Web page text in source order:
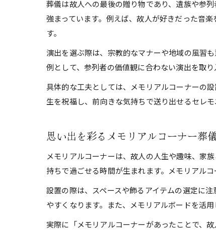
葬儀は故人への最後の贈り物であり、遺族や参
強まっています。例えば、故人が好きだった音
す。
演出を選ぶ際は、宗教的なマナーや地域の風習
例として、参列者の価値観に合わない演出を取
具体的な工夫としては、メモリアルコーナーの
生を祝福し、前向きな気持ちで送り出せるセレ
思い出を彩るメモリアルコーナー葬
メモリアルコーナーは、故人の人生や趣味、家
持ちで過ごせる時間が生まれます。メモリアル
設置の際は、スペースや飾るアイテムの選定に
やすくなります。また、メモリアルボードを活
実際に「メモリアルコーナーがあったことで、